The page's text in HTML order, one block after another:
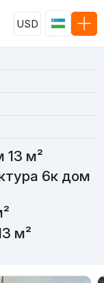
USD
13 м²
6к дом
м²